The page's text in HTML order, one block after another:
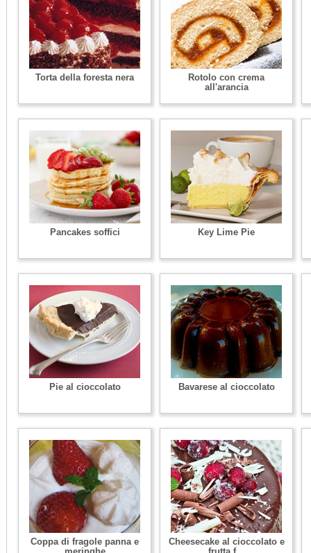
Torta della foresta nera
Rotolo con crema
all'arancia
Pancakes soffici Key Lime Pie
Pie al cioccolato Bavarese al cioccolato
Coppa di fragole panna e
Cheesecake al cioccolato e